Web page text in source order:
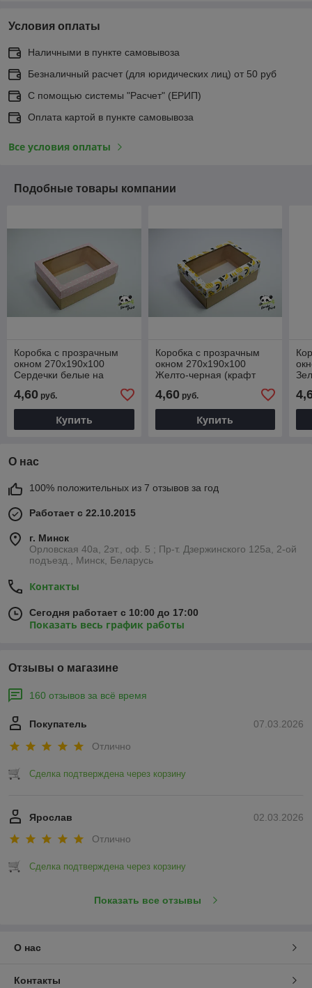
Условия оплаты
Наличными в пункте самовывоза
Безналичный расчет (для юридических лиц) от 50 руб
С помощью системы "Расчет" (ЕРИП)
Оплата картой в пункте самовывоза
Все условия оплаты
Подобные товары компании
Коробка с прозрачным
окном 270х190х100
Сердечки белые на
4,60 руб.
Купить
Коробка с прозрачным
окном 270х190х100
Желто-черная (крафт
4,60руб.
Купить
О нас
100% положительных из 7 отзывов за год
Работает с 22.10.2015
г. Минск
Орловская 40а, 2эт., оф. 5 ; Пр-т. Дзержинского 125а, 2-ой
подъезд., Минск, Беларусь
Контакты
Сегодня работает с 10:00 до 17:00
Показать весь график работы
Отзывы о магазине
160 отзывов за всё время
07.03.2026
Покупатель
Отлично
Сделка подтверждена через корзину
02.03.2026
Ярослав
Отлично
Сделка подтверждена через корзину
Показать все отзывы
О нас
Контакты